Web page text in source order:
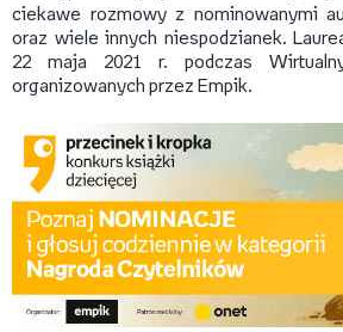
ciekawe rozmowy z nominowanymi
oraz wiele innych niespodzianek.
22 maja 2021 r. podczas
organizowanych przez Empik.